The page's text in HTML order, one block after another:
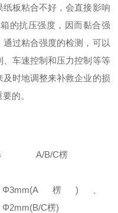
板粘合不好，会直接影响
的抗压强度，因而黏合强
过粘合强度的检测，可以
车速控制和压力控制等等
时地调整来补救企业的损
的。
A/B/C楞
Φ3mm(A楞)
Φ2mm(B/C楞)